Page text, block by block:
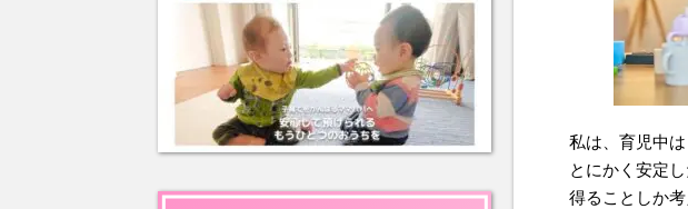
私は、育児中は
とにかく安定
得ることしか考